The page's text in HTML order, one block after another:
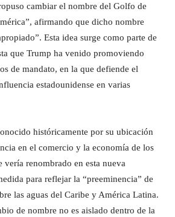
cambiar el nombre del Golfo de
afirmando que dicho nombre
Esta idea surge como parte de
que Trump ha venido promoviendo
de mandato, en la que defiende el
estadounidense en varias
históricamente por su ubicación
en el comercio y la economía de los
vería renombrado en esta nueva
para reflejar la “preeminencia” de
las aguas del Caribe y América Latina.
de nombre no es aislado dentro de la